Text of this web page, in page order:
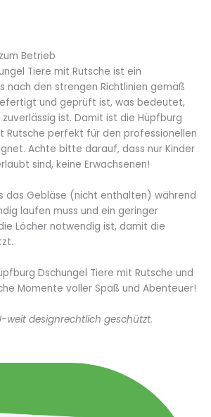
Betrieb
Tiere mit Rutsche ist ein
nach den strengen Richtlinien gemäß
und geprüft ist, was bedeutet,
ist. Damit ist die Hüpfburg
Rutsche perfekt für den professionellen
Achte bitte darauf, dass nur Kinder
sind, keine Erwachsenen!
das Gebläse (nicht enthalten) während
laufen muss und ein geringer
Löcher notwendig ist, damit die
Dschungel Tiere mit Rutsche und
Momente voller Spaß und Abenteuer!
weit designrechtlich geschützt.